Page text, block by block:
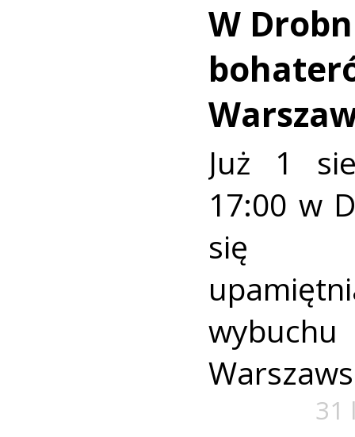
W
Już 1
17:00 w
się
31